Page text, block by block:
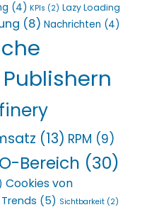
(4) KPIs (2) Lazy Loading
(8) Nachrichten (4)
Publishern
(13) RPM (9)
Bereich (30)
Cookies von
Trends (5) Sichtbarkeit (2)